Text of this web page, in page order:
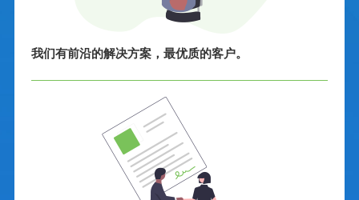
我们有前沿的解决方案，最优质的客户。